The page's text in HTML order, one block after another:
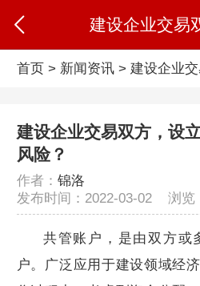
首页> 新闻资讯> 建设企业交易双
建设企业交易双方，设
风险？
作者： 锦洛
发布时间：2022-03-02 浏览
共管账户，是由双方或
户。广泛应用于建设领域经